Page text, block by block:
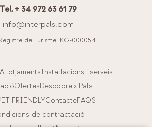
Tel. + 34 972 63 61 79
info@interpals.com
de Turisme: KG-000054
AllotjamentsInstal·lacions i serveis
OfertesDescobreix Pals
FRIENDLYContacteFAQS
de contractació